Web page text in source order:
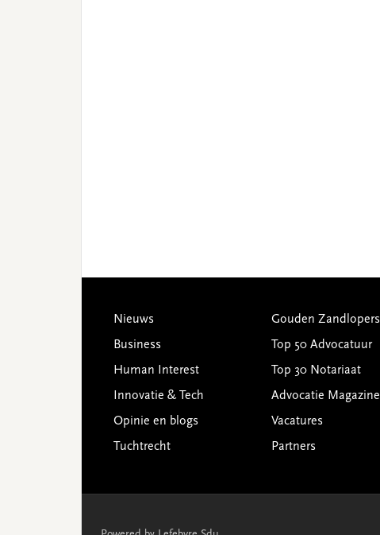
Footer
Nieuws
Business
Human Interest
Innovatie & Tech
Opinie en blogs
Tuchtrecht
Gouden Zandlopers
Top 50 Advocatuur
Top 30 Notariaat
Advocatie Magazine
Vacatures
Partners